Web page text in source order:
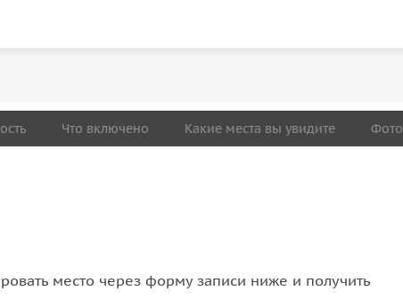
Что включено Какие места вы увидите Фото
место через форму записи ниже и получить